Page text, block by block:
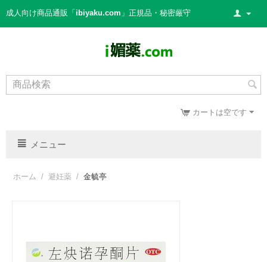
成人向け商品通販「 ibiyaku.com 」正規品・秘密厳守
カートは空です
メニュー
ホーム / 避妊薬 / 金毓亭